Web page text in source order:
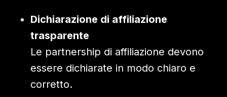
Dichiarazione di affiliazione
trasparente
Le partnership di affiliazione devono
essere dichiarate in modo chiaro e
corretto.